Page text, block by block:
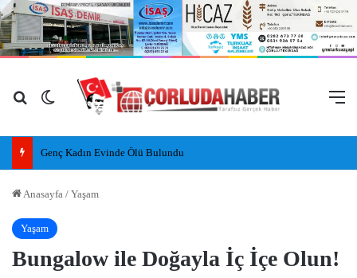
Arama yap ...
Dış görünümü değiştir
Genç Kadın Evinde Ölü Bulundu
Anasayfa / Yaşam
Yaşam
Bungalow ile Doğayla İç İçe Olun!